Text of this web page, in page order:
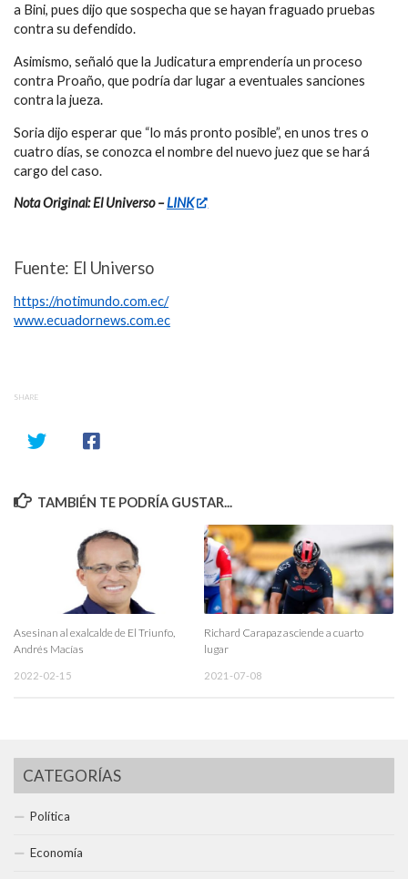
a Bini, pues dijo que sospecha que se hayan fraguado pruebas
contra su defendido.
Asimismo, señaló que la Judicatura emprendería un proceso
contra Proaño, que podría dar lugar a eventuales sanciones
contra la jueza.
Soria dijo esperar que “lo más pronto posible”, en unos tres o
cuatro días, se conozca el nombre del nuevo juez que se hará
cargo del caso.
Nota Original: El Universo –LINK
Fuente: El Universo
https://notimundo.com.ec/
www.ecuadornews.com.ec
SHARE
TAMBIÉN TE PODRÍA GUSTAR...
Asesinan al exalcalde de El Triunfo,
Andrés Macías
2022-02-15
Richard Carapaz asciende a cuarto
lugar
2021-07-08
CATEGORÍAS
Política
Economía